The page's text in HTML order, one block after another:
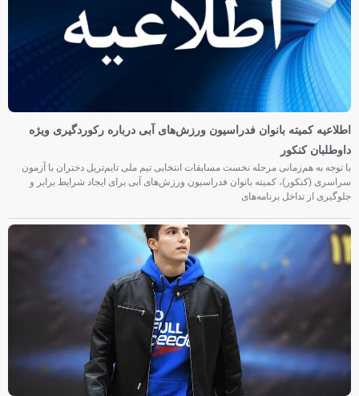
اطلاعیه کمیته بانوان فدراسیون ورزش‌های آبی درباره رکوردگیری ویژه
داوطلبان کنکور
با توجه به هم‌زمانی مرحله نخست مسابقات انتخابی تیم ملی تایم‌تریل دختران با آزمون
سراسری (کنکور)، کمیته بانوان فدراسیون ورزش‌های آبی برای ایجاد شرایط برابر و
جلوگیری از تداخل برنامه‌های